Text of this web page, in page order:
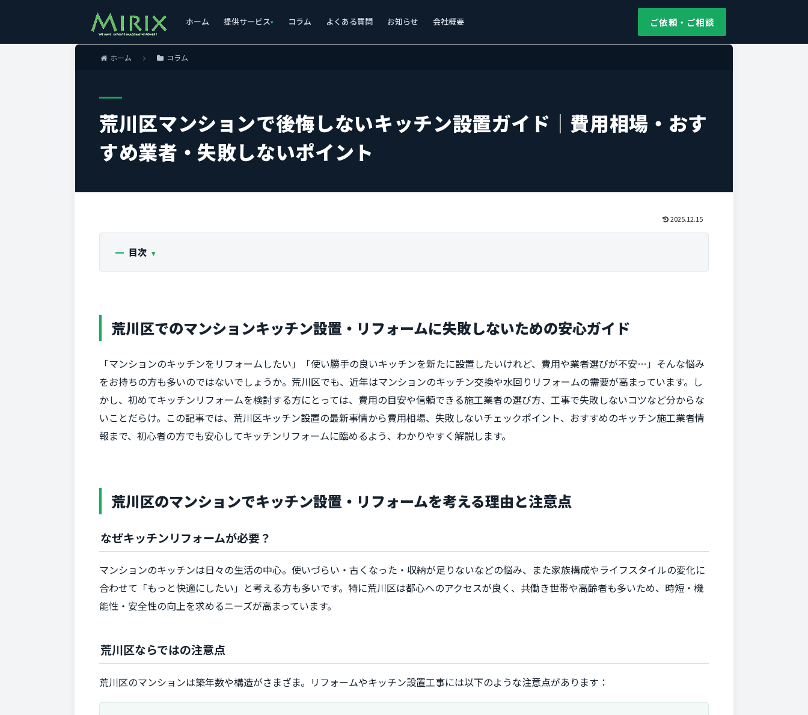
ご依頼・ご相談
ホーム 提供サービス コラム よくある質問 お知らせ 会社概要
ホーム コラム
荒川区マンションで後悔しないキッチン設置ガイド｜費用相場・おす
すめ業者・失敗しないポイント
2025.12.15
目次
荒川区でのマンションキッチン設置・リフォームに失敗しないための安心ガイド
「マンションのキッチンをリフォームしたい」「使い勝手の良いキッチンを新たに設置したいけれど、費用や業者選びが不安…」そんな悩み
をお持ちの方も多いのではないでしょうか。荒川区でも、近年はマンションのキッチン交換や水回りリフォームの需要が高まっています。し
かし、初めてキッチンリフォームを検討する方にとっては、費用の目安や信頼できる施工業者の選び方、工事で失敗しないコツなど分からな
いことだらけ。この記事では、荒川区キッチン設置の最新事情から費用相場、失敗しないチェックポイント、おすすめのキッチン施工業者情
報まで、初心者の方でも安心してキッチンリフォームに臨めるよう、わかりやすく解説します。
荒川区のマンションでキッチン設置・リフォームを考える理由と注意点
なぜキッチンリフォームが必要？
マンションのキッチンは日々の生活の中心。使いづらい・古くなった・収納が足りないなどの悩み、また家族構成やライフスタイルの変化に
合わせて「もっと快適にしたい」と考える方も多いです。特に荒川区は都心へのアクセスが良く、共働き世帯や高齢者も多いため、時短・機
能性・安全性の向上を求めるニーズが高まっています。
荒川区ならではの注意点
荒川区のマンションは築年数や構造がさまざま。リフォームやキッチン設置工事には以下のような注意点があります：